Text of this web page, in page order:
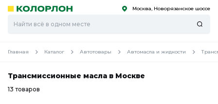
Скоро
Скоро Москва, Новорязанское шоссе
Главная Каталог Автотовары Автомасла и жидкости
Трансмиссионные масла в Москве
13 товаров